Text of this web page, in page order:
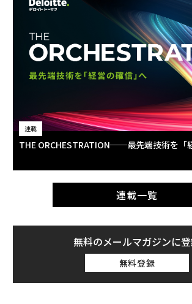
連載
THE ORCHESTRATION──最先端技術を「
連載一覧
無料のメールマガジンに
無料登録